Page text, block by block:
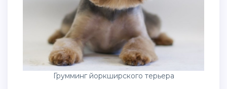
Грумминг йоркширского терьера